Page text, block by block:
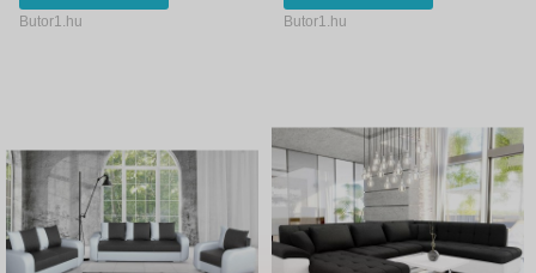
Butor1.hu Butor1.hu